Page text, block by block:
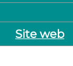
Site web